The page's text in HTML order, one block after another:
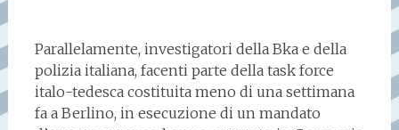
Parallelamente, investigatori della Bka e della
polizia italiana, facenti parte della task force
italo-tedesca costituita meno di una settimana
fa a Berlino, in esecuzione di un mandato